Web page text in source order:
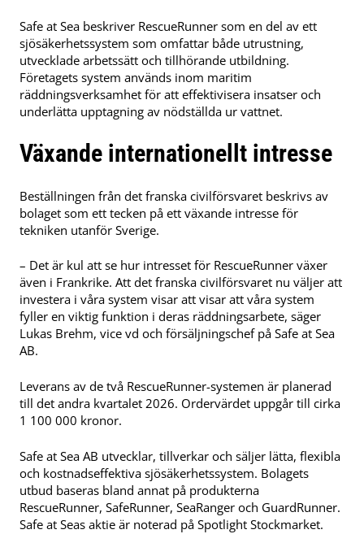
Safe at Sea beskriver RescueRunner som en del av ett
sjösäkerhetssystem som omfattar både utrustning,
utvecklade arbetssätt och tillhörande utbildning.
Företagets system används inom maritim
räddningsverksamhet för att effektivisera insatser och
underlätta upptagning av nödställda ur vattnet.
Växande internationellt intresse
Beställningen från det franska civilförsvaret beskrivs av
bolaget som ett tecken på ett växande intresse för
tekniken utanför Sverige.
– Det är kul att se hur intresset för RescueRunner växer
även i Frankrike. Att det franska civilförsvaret nu väljer att
investera i våra system visar att visar att våra system
fyller en viktig funktion i deras räddningsarbete, säger
Lukas Brehm, vice vd och försäljningschef på Safe at Sea
AB.
Leverans av de två RescueRunner-systemen är planerad
till det andra kvartalet 2026. Ordervärdet uppgår till cirka
1 100 000 kronor.
Safe at Sea AB utvecklar, tillverkar och säljer lätta, flexibla
och kostnadseffektiva sjösäkerhetssystem. Bolagets
utbud baseras bland annat på produkterna
RescueRunner, SafeRunner, SeaRanger och GuardRunner.
Safe at Seas aktie är noterad på Spotlight Stockmarket.